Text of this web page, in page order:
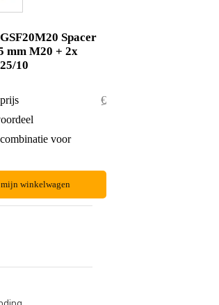
Spacer
mm M20 + 2x
10
€ 81,30
voor
winkelwagen